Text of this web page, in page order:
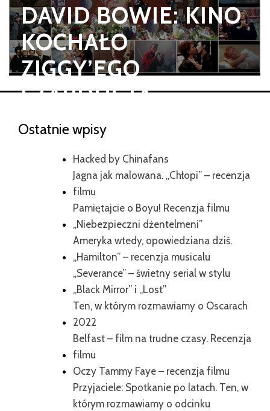
DAVID BOWIE: KINO
KOCHAŁO
ZIGGY’EGO
STARDUSTA
Ostatnie wpisy
Hacked by Chinafans
Jagna jak malowana. „Chłopi” – recenzja
filmu
Pamiętajcie o Boyu! Recenzja filmu
„Niebezpieczni dżentelmeni”
Ameryka wtedy, opowiedziana dziś.
„Hamilton” – recenzja musicalu
„Severance” – świetny serial w stylu
„Black Mirror” i „Lost”
Ten, w którym rozmawiamy o Oscarach
2022
Belfast – film na trudne czasy. Recenzja
filmu
Oczy Tammy Faye – recenzja filmu
Przyjaciele: Spotkanie po latach. Ten, w
którym rozmawiamy o odcinku